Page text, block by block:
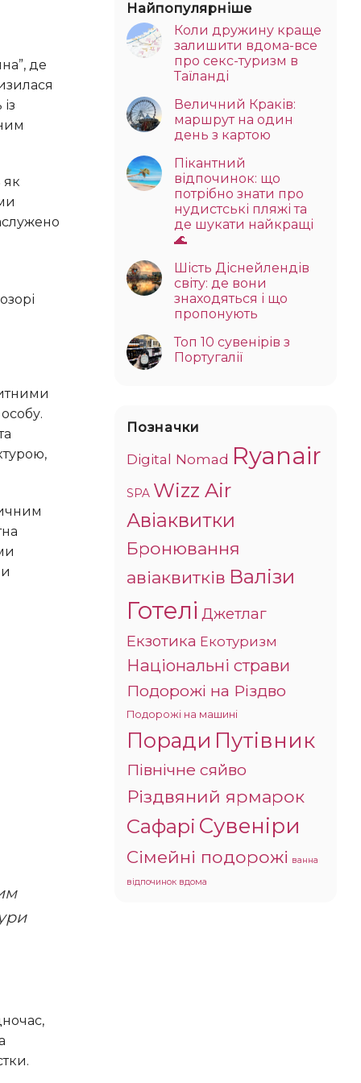
Найпопулярніше
Коли дружину краще
залишити вдома-все
про секс-туризм в
Таїланді
Величний Краків:
маршрут на один
день з картою
Пікантний
відпочинок: що
потрібно знати про
нудистські пляжі та
де шукати найкращі
🌊
Шість Діснейлендів
світу: де вони
знаходяться і що
пропонують
Топ 10 сувенірів з
Португалії
Позначки
Digital Nomad Ryanair
SPA Wizz Air
Авіаквитки
Бронювання
авіаквитків Валізи
Готелі Джетлаг
Екзотика Екотуризм
Національні страви
Подорожі на Різдво
Подорожі на машині
Поради Путівник
Північне сяйво
Різдвяний ярмарок
Сафарі Сувеніри
Сімейні подорожі ванна
відпочинок вдома